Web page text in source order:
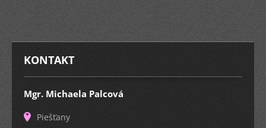
KONTAKT
Mgr. Michaela Palcová
Piešťany